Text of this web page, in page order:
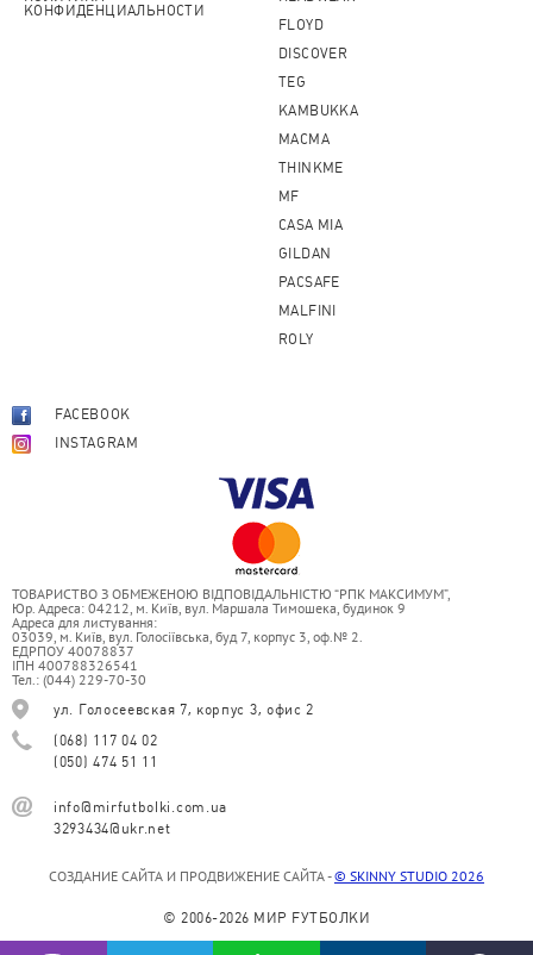
© 2006-2026 МИР FУТБОЛКИ
КОНФИДЕНЦИАЛЬНОСТИ
FLOYD
DISCOVER
TEG
KAMBUKKA
MACMA
THINKME
MF
CASA MIA
GILDAN
PACSAFE
MALFINI
ROLY
FACEBOOK
INSTAGRAM
ТОВАРИСТВО З ОБМЕЖЕНОЮ ВІДПОВІДАЛЬНІСТЮ “РПК МАКСИМУМ”,
Юр. Адреса: 04212, м. Київ, вул. Маршала Тимошека, будинок 9
Адреса для листування:
03039, м. Київ, вул. Голосіївська, буд 7, корпус 3, оф.№ 2.
ЕДРПОУ 40078837
ІПН 400788326541
Тел.: (044) 229-70-30
ул. Голосеевская 7, корпус 3, офис 2
(068) 117 04 02
(050) 474 51 11
info@mirfutbolki.com.ua
3293434@ukr.net
СОЗДАНИЕ САЙТА И ПРОДВИЖЕНИЕ САЙТА -© SKINNY STUDIO 2026